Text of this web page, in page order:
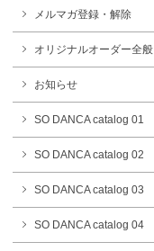
メルマガ登録・解除
オリジナルオーダー全般
お知らせ
SO DANCA catalog 01
SO DANCA catalog 02
SO DANCA catalog 03
SO DANCA catalog 04